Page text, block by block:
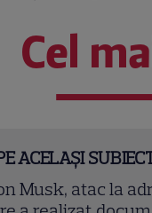
Cel
ACELAȘI
Musk, atac la